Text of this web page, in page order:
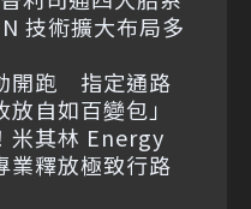
技術擴大布局多
開跑 指定通路
自如百變包」
米其林 Energy
業釋放極致行路